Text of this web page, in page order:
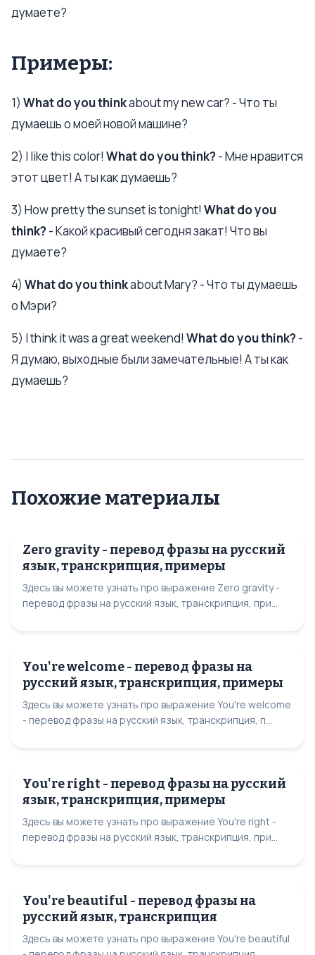
думаете?
Примеры:
1) What do you thinkabout my new car? - Что ты
думаешь о моей новой машине?
2) I like this color! What do you think?- Мне нравится
этот цвет! А ты как думаешь?
3) How pretty the sunset is tonight! What do you
think?- Какой красивый сегодня закат! Что вы
думаете?
4) What do you thinkabout Mary? - Что ты думаешь
о Мэри?
5) I think it was a great weekend! What do you think?-
Я думаю, выходные были замечательные! А ты как
думаешь?
Похожие материалы
Zero gravity - перевод фразы на русский
язык, транскрипция, примеры
Здесь вы можете узнать про выражение Zero gravity -
перевод фразы на русский язык, транскрипция, при...
You're welcome - перевод фразы на
русский язык, транскрипция, примеры
Здесь вы можете узнать про выражение You're welcome
- перевод фразы на русский язык, транскрипция, п...
You're right - перевод фразы на русский
язык, транскрипция, примеры
Здесь вы можете узнать про выражение You're right -
перевод фразы на русский язык, транскрипция, при...
You're beautiful - перевод фразы на
русский язык, транскрипция
Здесь вы можете узнать про выражение You're beautiful